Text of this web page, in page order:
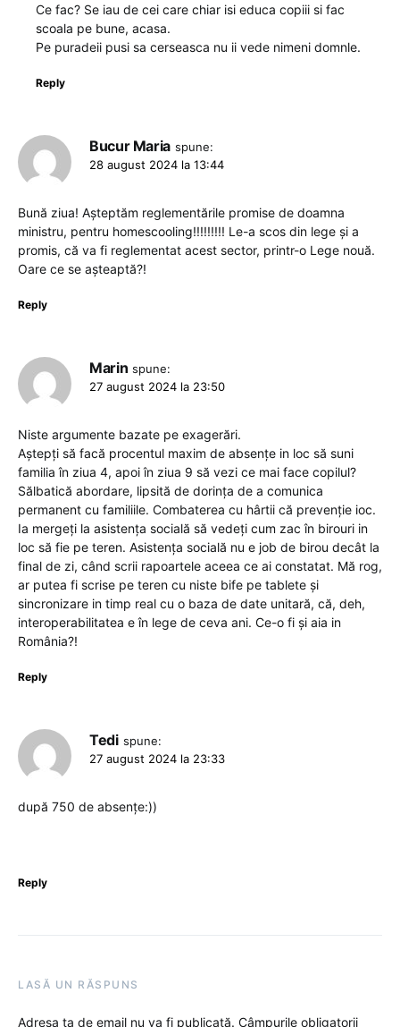
Ce fac? Se iau de cei care chiar isi educa copiii si fac
scoala pe bune, acasa.
Pe puradeii pusi sa cerseasca nu ii vede nimeni domnle.
Reply
Bucur Maria spune:
28 august 2024 la 13:44
Bună ziua! Așteptăm reglementările promise de doamna
ministru, pentru homescooling!!!!!!!!! Le-a scos din lege și a
promis, că va fi reglementat acest sector, printr-o Lege nouă.
Oare ce se așteaptă?!
Reply
Marin spune:
27 august 2024 la 23:50
Niste argumente bazate pe exagerări.
Aștepți să facă procentul maxim de absențe in loc să suni
familia în ziua 4, apoi în ziua 9 să vezi ce mai face copilul?
Sălbatică abordare, lipsită de dorința de a comunica
permanent cu familiile. Combaterea cu hârtii că prevenție ioc.
Ia mergeți la asistența socială să vedeți cum zac în birouri in
loc să fie pe teren. Asistența socială nu e job de birou decât la
final de zi, când scrii rapoartele aceea ce ai constatat. Mă rog,
ar putea fi scrise pe teren cu niste bife pe tablete și
sincronizare in timp real cu o baza de date unitară, că, deh,
interoperabilitatea e în lege de ceva ani. Ce-o fi și aia in
România?!
Reply
Tedi spune:
27 august 2024 la 23:33
după 750 de absențe:))
Reply
LASĂ UN RĂSPUNS
Adresa ta de email nu va fi publicată. Câmpurile obligatorii